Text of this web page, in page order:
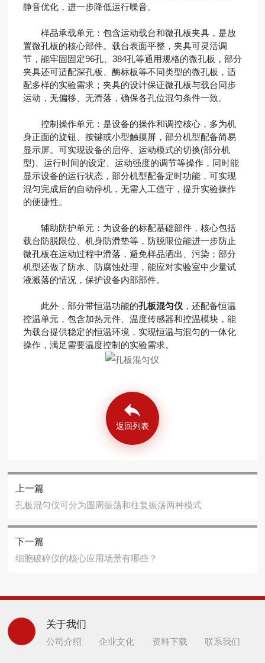
静音优化，进一步降低运行噪音。
样品承载单元：包含运动载台和微孔板夹具，是放
置微孔板的核心部件。载台表面平整，夹具可灵活调
节，能牢固固定96孔、384孔等通用规格的微孔板，部分
夹具还可适配深孔板、酶标板等不同类型的微孔板，适
配多样的实验需求；夹具的设计保证微孔板与载台同步
运动，无偏移、无滑落，确保各孔位混匀条件一致。
控制操作单元：是设备的操作和调控核心，多为机
身正面的旋钮、按键或小型触摸屏，部分机型配备简易
显示屏。可实现设备的启停、运动模式的切换(部分机
型)、运行时间的设定、运动强度的调节等操作，同时能
显示设备的运行状态，部分机型配备定时功能，可实现
混匀完成后的自动停机，无需人工值守，提升实验操作
的便捷性。
辅助防护单元：为设备的标配基础部件，核心包括
载台防脱限位、机身防滑垫等，防脱限位能进一步防止
微孔板在运动过程中滑落，避免样品洒出、污染；部分
机型还做了防水、防腐蚀处理，能应对实验室中少量试
液溅落的情况，保护设备内部部件。
此外，部分带恒温功能的孔板混匀仪，还配备恒温
控温单元，包含加热元件、温度传感器和控温模块，能
为载台提供稳定的恒温环境，实现恒温与混匀的一体化
操作，满足需要温度控制的实验需求。
返回列表
上一篇
孔板混匀仪可分为圆周振荡和往复振荡两种模式
下一篇
细胞破碎仪的核心应用场景有哪些？
关于我们
公司介绍 企业文化 资料下载 联系我们